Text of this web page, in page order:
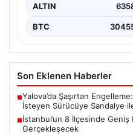
ALTIN
BTC
Son Eklenen Haberler
■Yalova’da Şaşırtan
İsteyen Sürücüye Sandalye
■İstanbul’un 8 İlçesinde Geniş
Gerçekleşecek